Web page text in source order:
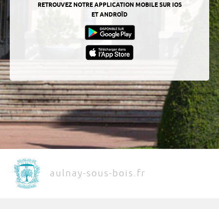
RETROUVEZ NOTRE APPLICATION MOBILE SUR IOS
ET ANDROÏD
aulnay-sous-bois.fr